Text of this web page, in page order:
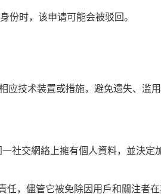
份时，该申请可能会被驳回。
应技术装置或措施，避免遗失、滥
社交網絡上擁有個人資料，並決定
，儘管它被免除因用戶和關注者